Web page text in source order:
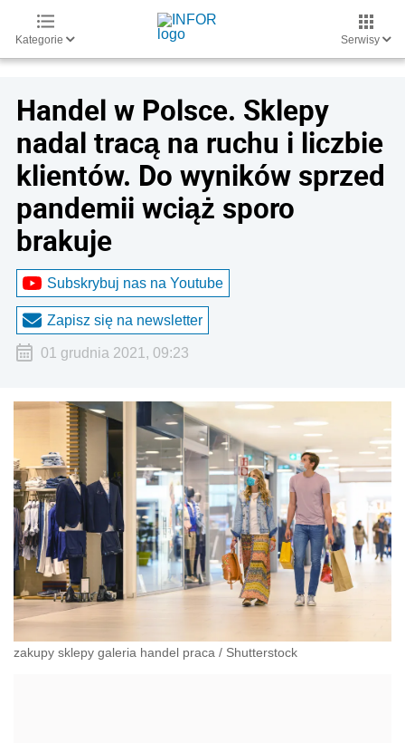
Kategorie Serwisy
Handel w Polsce. Sklepy
nadal tracą na ruchu i liczbie
klientów. Do wyników sprzed
pandemii wciąż sporo
brakuje
Subskrybuj nas na Youtube
Zapisz się na newsletter
01 grudnia 2021, 09:23
zakupy sklepy galeria handel praca / Shutterstock